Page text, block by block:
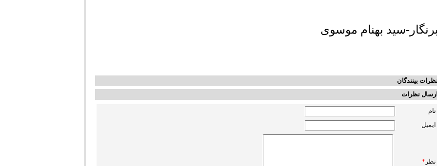
سید بهنام موسوی
نظرات بینندگان
ارسال نظرات
نام
ایمیل
نظر *